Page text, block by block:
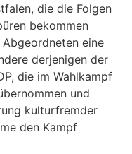
die die Folgen
bekommen
eine
derjenigen der
die im Wahlkampf
und
kulturfremder
den Kampf